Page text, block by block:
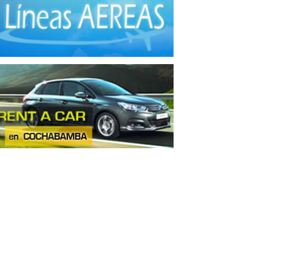
(1)
(7)
de Ganado(5)
No Ferrosos(8)
de madera(13)
metálicos(1)
(9)
de Carne
Alimenticios(1)